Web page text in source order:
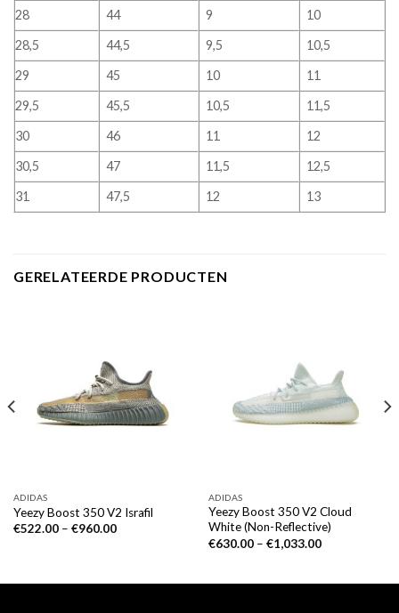
28
44 9
10
28,5
44,5 9,5
10,5
29
45 10
11
29,5
45,5 10,5
11,5
30
46 11
12
30,5
47 11,5
12,5
31
47,5 12 13
GERELATEERDE PRODUCTEN
ADIDAS
Yeezy Boost 350 V2 Israfil
€522.00– €960.00
ADIDAS
Yeezy Boost 350 V2 Cloud
White (Non-Reflective)
€630.00– €1,033.00